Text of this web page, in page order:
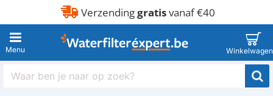
Verzendinggratisvanaf €40
Waar